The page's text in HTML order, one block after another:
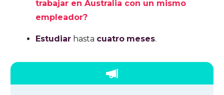
trabajar en Australia con un mismo
empleador?
Estudiar hasta cuatro meses.